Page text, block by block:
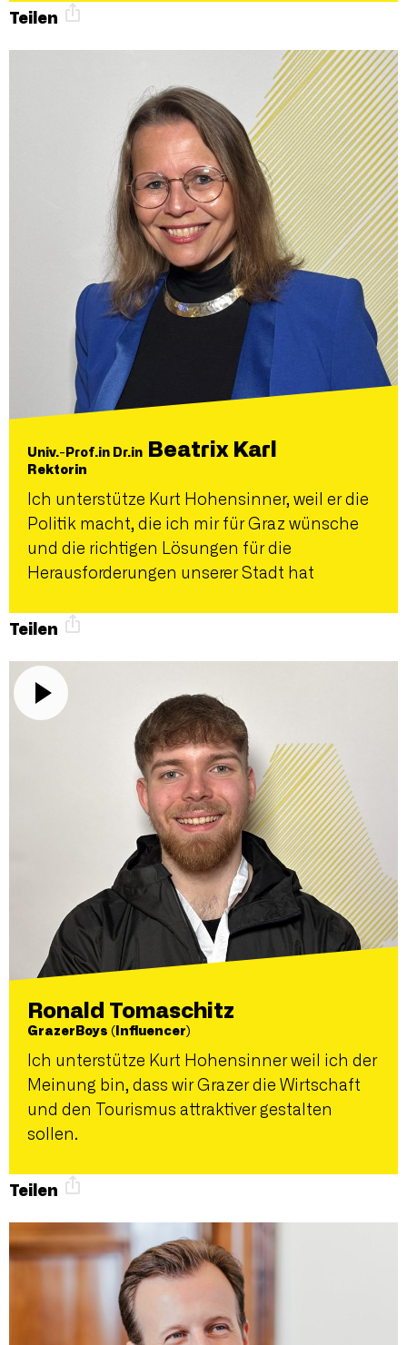
Teilen
Univ.-Prof.in Dr.in Beatrix Karl
Rektorin
Ich unterstütze Kurt Hohensinner, weil er die
Politik macht, die ich mir für Graz wünsche
und die richtigen Lösungen für die
Herausforderungen unserer Stadt hat
Teilen
Ronald Tomaschitz
GrazerBoys (Influencer)
Ich unterstütze Kurt Hohensinner weil ich der
Meinung bin, dass wir Grazer die Wirtschaft
und den Tourismus attraktiver gestalten
sollen.
Teilen